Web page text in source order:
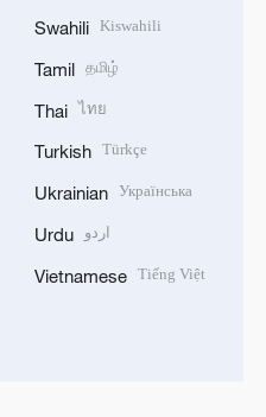
Swahili Kiswahili
Tamil தமிழ்
Thai ไทย
Turkish Türkçe
Ukrainian Українська
Urdu اردو
Vietnamese Tiếng Việt